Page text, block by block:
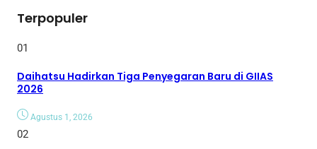
Terpopuler
01
Daihatsu Hadirkan Tiga Penyegaran Baru di GIIAS
2026
Agustus 1, 2026
02